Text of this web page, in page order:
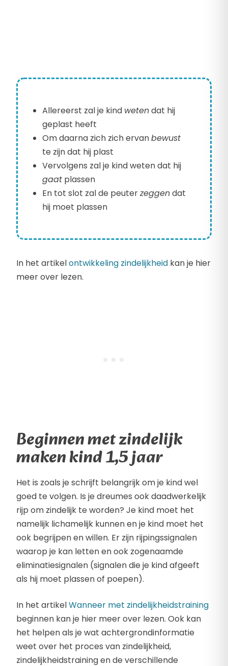
Allereerst zal je kind wetendat hij
geplast heeft
Om daarna zich zich ervanbewust
te zijn dat hij plast
Vervolgens zal je kind weten dat hij
gaat plassen
En tot slot zal de peuterzeggendat
hij moet plassen
In het artikelontwikkeling zindelijkheid kan je hier
meer over lezen.
Beginnen met zindelijk
maken kind 1,5 jaar
Het is zoals je schrijft belangrijk om je kind wel
goed te volgen. Is je dreumes ook daadwerkelijk
rijp om zindelijk te worden? Je kind moet het
namelijk lichamelijk kunnen en je kind moet het
ook begrijpen en willen. Er zijn rijpingssignalen
waarop je kan letten en ook zogenaamde
eliminatiesignalen (signalen die je kind afgeeft
als hij moet plassen of poepen).
In het artikelWanneer met zindelijkheidstraining
beginnen kan je hier meer over lezen. Ook kan
het helpen als je wat achtergrondinformatie
weet over het proces van zindelijkheid,
zindelijkheidstraining en de verschillende